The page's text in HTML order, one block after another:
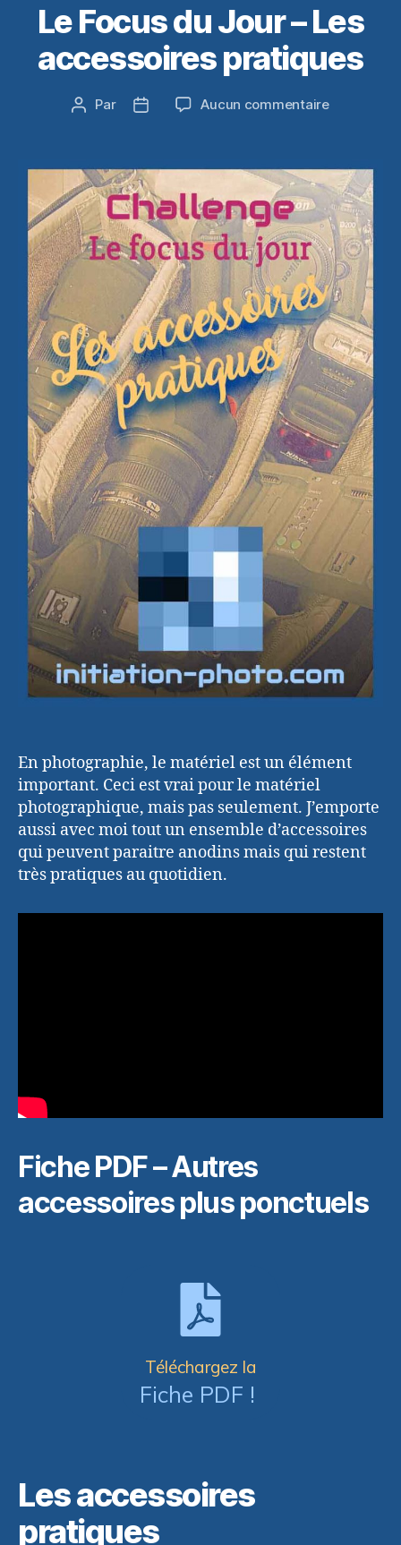
Le Focus du Jour – Les
accessoires pratiques
Auteur
Par
Date
Aucun commentairesur
Jour
–
Les
pratiques
En photographie, le matériel est un élément
important. Ceci est vrai pour le matériel
photographique, mais pas seulement. J’emporte
aussi avec moi tout un ensemble d’accessoires
qui peuvent paraitre anodins mais qui restent
très pratiques au quotidien.
Fiche PDF – Autres
accessoires plus ponctuels
Téléchargez la
Fiche PDF !
Les accessoires
pratiques